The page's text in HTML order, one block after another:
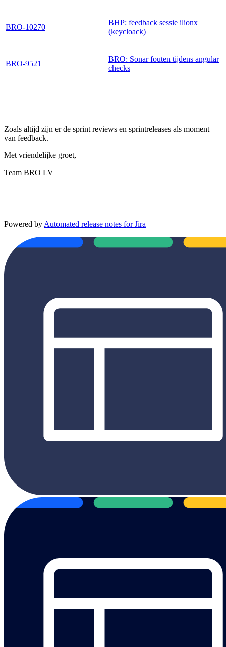
BRO-10270
BHP: feedback sessie ilionx
(keycloack)
BRO-9521
BRO: Sonar fouten tijdens angular
checks
Zoals altijd zijn er de sprint reviews en sprintreleases als moment
van feedback.
Met vriendelijke groet,
Team BRO LV
Powered by Automated release notes for Jira